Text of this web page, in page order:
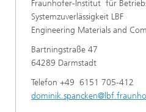
Fraunhofer-Institut für
Systemzuverlässigkeit LBF
Engineering Materials and
Bartningstraße 47
64289 Darmstadt
Telefon +49 6151 705-412